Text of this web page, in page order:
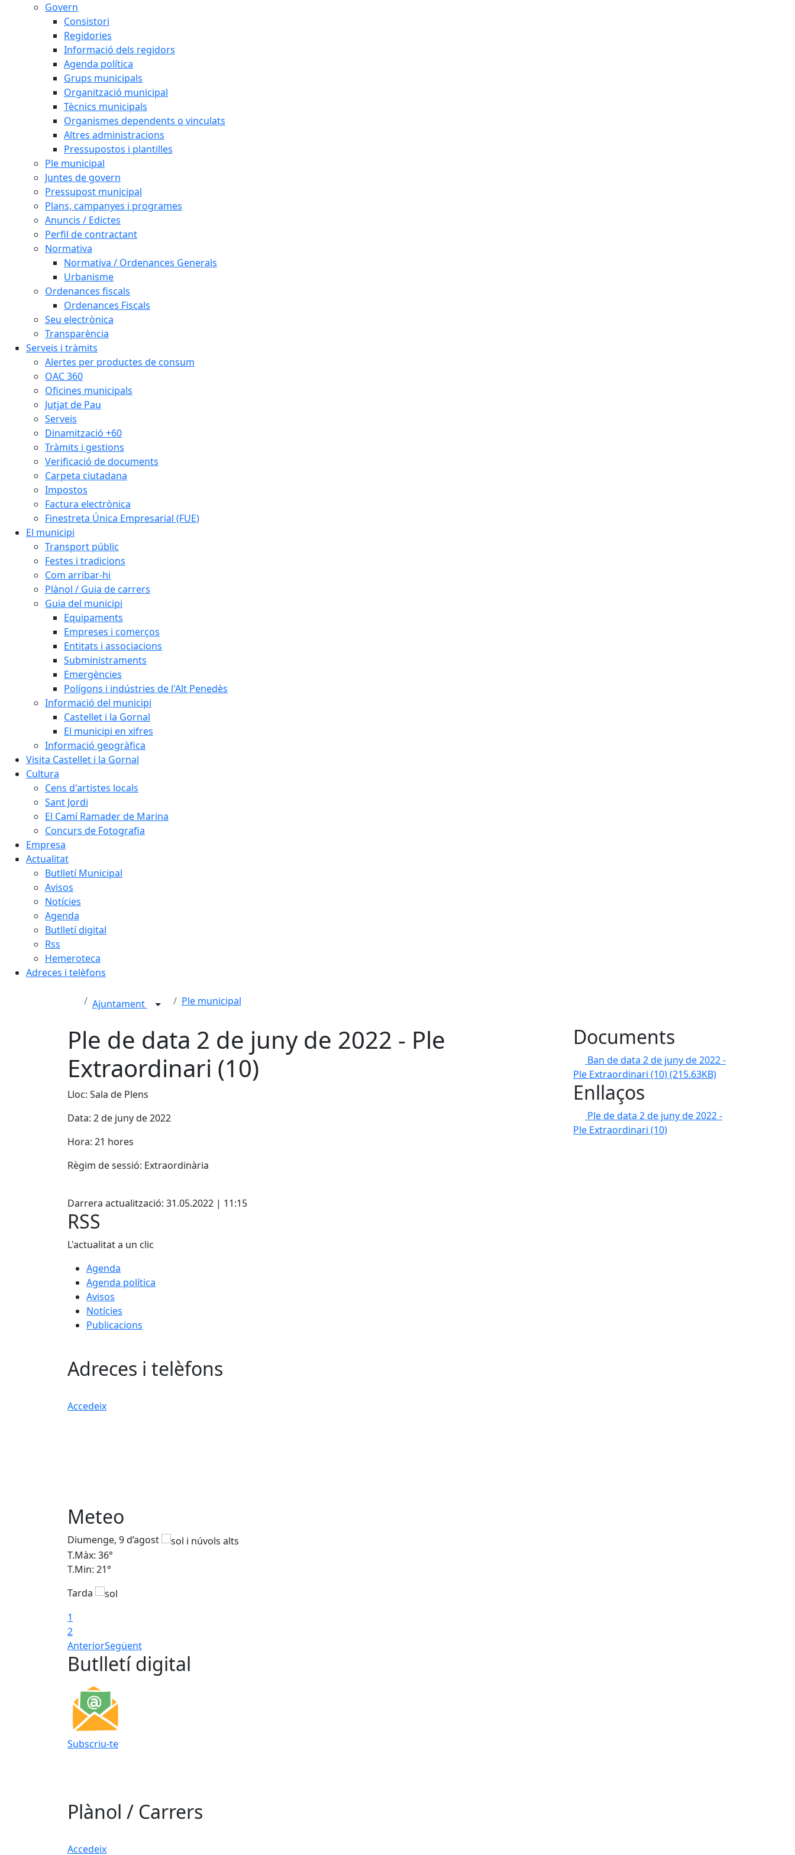
Govern
Consistori
Regidories
Informació dels regidors
Agenda política
Grups municipals
Organització municipal
Tècnics municipals
Organismes dependents o vinculats
Altres administracions
Pressupostos i plantilles
Ple municipal
Juntes de govern
Pressupost municipal
Plans, campanyes i programes
Anuncis / Edictes
Perfil de contractant
Normativa
Normativa / Ordenances Generals
Urbanisme
Ordenances fiscals
Ordenances Fiscals
Seu electrònica
Transparència
Serveis i tràmits
Alertes per productes de consum
OAC 360
Oficines municipals
Jutjat de Pau
Serveis
Dinamització +60
Tràmits i gestions
Verificació de documents
Carpeta ciutadana
Impostos
Factura electrònica
Finestreta Única Empresarial (FUE)
El municipi
Transport públic
Festes i tradicions
Com arribar-hi
Plànol / Guia de carrers
Guia del municipi
Equipaments
Empreses i comerços
Entitats i associacions
Subministraments
Emergències
Polígons i indústries de l'Alt Penedès
Informació del municipi
Castellet i la Gornal
El municipi en xifres
Informació geogràfica
Visita Castellet i la Gornal
Cultura
Cens d'artistes locals
Sant Jordi
El Camí Ramader de Marina
Concurs de Fotografia
Empresa
Actualitat
Butlletí Municipal
Avisos
Notícies
Agenda
Butlletí digital
Rss
Hemeroteca
Adreces i telèfons
Ajuntament Ple municipal
Ple de data 2 de juny de 2022 - Ple
Extraordinari (10)
Lloc: Sala de Plens
Data: 2 de juny de 2022
Hora: 21 hores
Règim de sessió: Extraordinària
Darrera actualització: 31.05.2022 | 11:15
Documents
Ban de data 2 de juny de 2022 -
Ple Extraordinari (10)(215.63KB)
Enllaços
Ple de data 2 de juny de 2022 -
Ple Extraordinari (10)
RSS
L'actualitat a un clic
Agenda
Agenda política
Avisos
Notícies
Publicacions
Adreces i telèfons
Accedeix
Meteo
Diumenge, 9 d’agost
T.Màx: 36°
T.Min: 21°
Tarda
1
2
AnteriorSegüent
Butlletí digital
Subscriu-te
Plànol / Carrers
Accedeix